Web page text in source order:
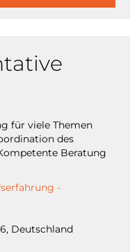
für viele Themen
des
Beratung
-
Deutschland